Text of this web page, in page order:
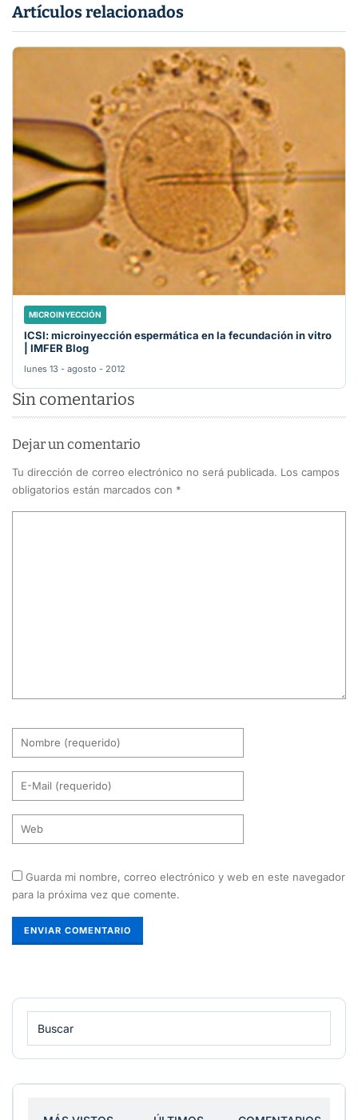
Artículos relacionados
MICROINYECCIÓN
ICSI: microinyección espermática en la fecundación in vitro
| IMFER Blog
lunes 13 - agosto - 2012
Sin comentarios
Dejar un comentario
Tu dirección de correo electrónico no será publicada. Los campos
obligatorios están marcados con *
Guarda mi nombre, correo electrónico y web en este navegador
para la próxima vez que comente.